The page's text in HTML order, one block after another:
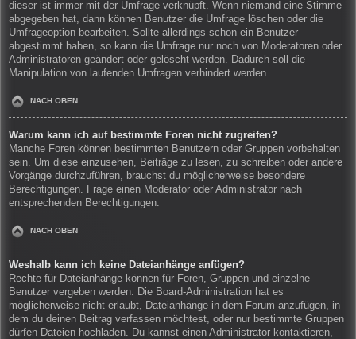
dieser ist immer mit der Umfrage verknüpft. Wenn niemand eine Stimme
abgegeben hat, dann können Benutzer die Umfrage löschen oder die
Umfrageoption bearbeiten. Sollte allerdings schon ein Benutzer
abgestimmt haben, so kann die Umfrage nur noch von Moderatoren oder
Administratoren geändert oder gelöscht werden. Dadurch soll die
Manipulation von laufenden Umfragen verhindert werden.
NACH OBEN
Warum kann ich auf bestimmte Foren nicht zugreifen?
Manche Foren können bestimmten Benutzern oder Gruppen vorbehalten
sein. Um diese einzusehen, Beiträge zu lesen, zu schreiben oder andere
Vorgänge durchzuführen, brauchst du möglicherweise besondere
Berechtigungen. Frage einen Moderator oder Administrator nach
entsprechenden Berechtigungen.
NACH OBEN
Weshalb kann ich keine Dateianhänge anfügen?
Rechte für Dateianhänge können für Foren, Gruppen und einzelne
Benutzer vergeben werden. Die Board-Administration hat es
möglicherweise nicht erlaubt, Dateianhänge in dem Forum anzufügen, in
dem du deinen Beitrag verfassen möchtest, oder nur bestimmte Gruppen
dürfen Dateien hochladen. Du kannst einen Administrator kontaktieren,